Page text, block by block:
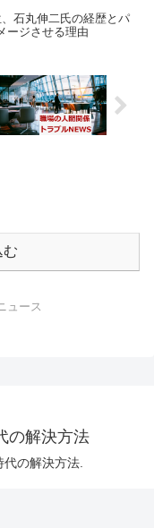
石丸伸二氏の経歴とパ
ージさせる理由
む
ュース
の解決方法
の解決方法.